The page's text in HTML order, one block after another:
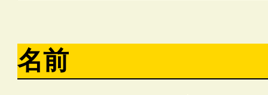
名前